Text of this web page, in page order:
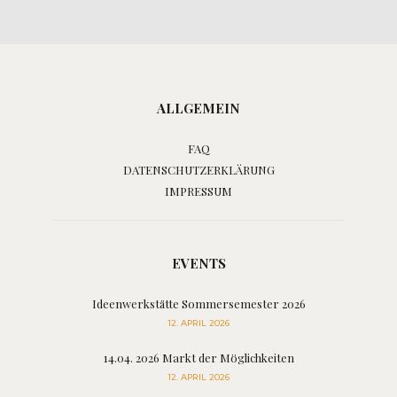
ALLGEMEIN
FAQ
DATENSCHUTZERKLÄRUNG
IMPRESSUM
EVENTS
Ideenwerkstätte Sommersemester 2026
12. APRIL 2026
14.04. 2026 Markt der Möglichkeiten
12. APRIL 2026